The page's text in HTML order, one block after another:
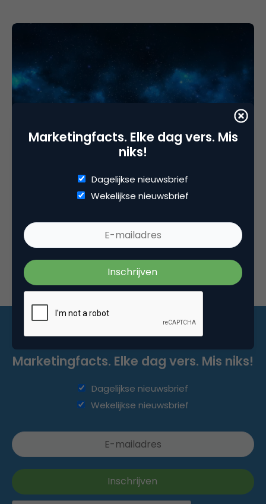
CRM, Loyalty & CX
Met drie hoofdprocessen laagdrempeliger en
sneller contact via social mediaWaaraan heeft de
NS-klant écht behoefte? Om 24/7 bereikbaarheid
Marketingfacts. Elke dag vers. Mis
niks!
Dagelijkse nieuwsbrief
Wekelijkse nieuwsbrief
Marketingfacts. Elke dag vers. Mis niks!
Dagelijkse nieuwsbrief
Wekelijkse nieuwsbrief